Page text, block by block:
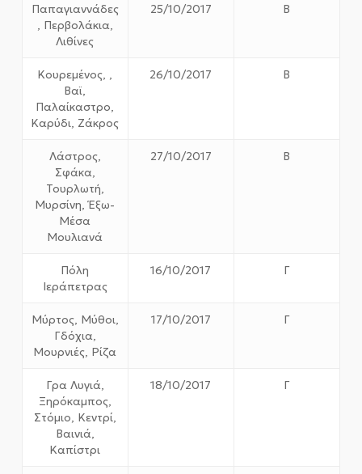
Παπαγιαννάδες
, Περβολάκια,
Λιθίνες
25/10/2017 Β
Κουρεμένος, ,
Βαϊ,
Παλαίκαστρο,
Καρύδι, Ζάκρος
26/10/2017 Β
Λάστρος,
Σφάκα,
Τουρλωτή,
Μυρσίνη, Έξω-
Μέσα
Μουλιανά
27/10/2017 Β
Πόλη
Ιεράπετρας
16/10/2017 Γ
Μύρτος, Μύθοι,
Γδόχια,
Μουρνιές, Ρίζα
17/10/2017 Γ
Γρα Λυγιά,
Ξηρόκαμπος,
Στόμιο, Κεντρί,
Βαινιά,
Καπίστρι
18/10/2017 Γ